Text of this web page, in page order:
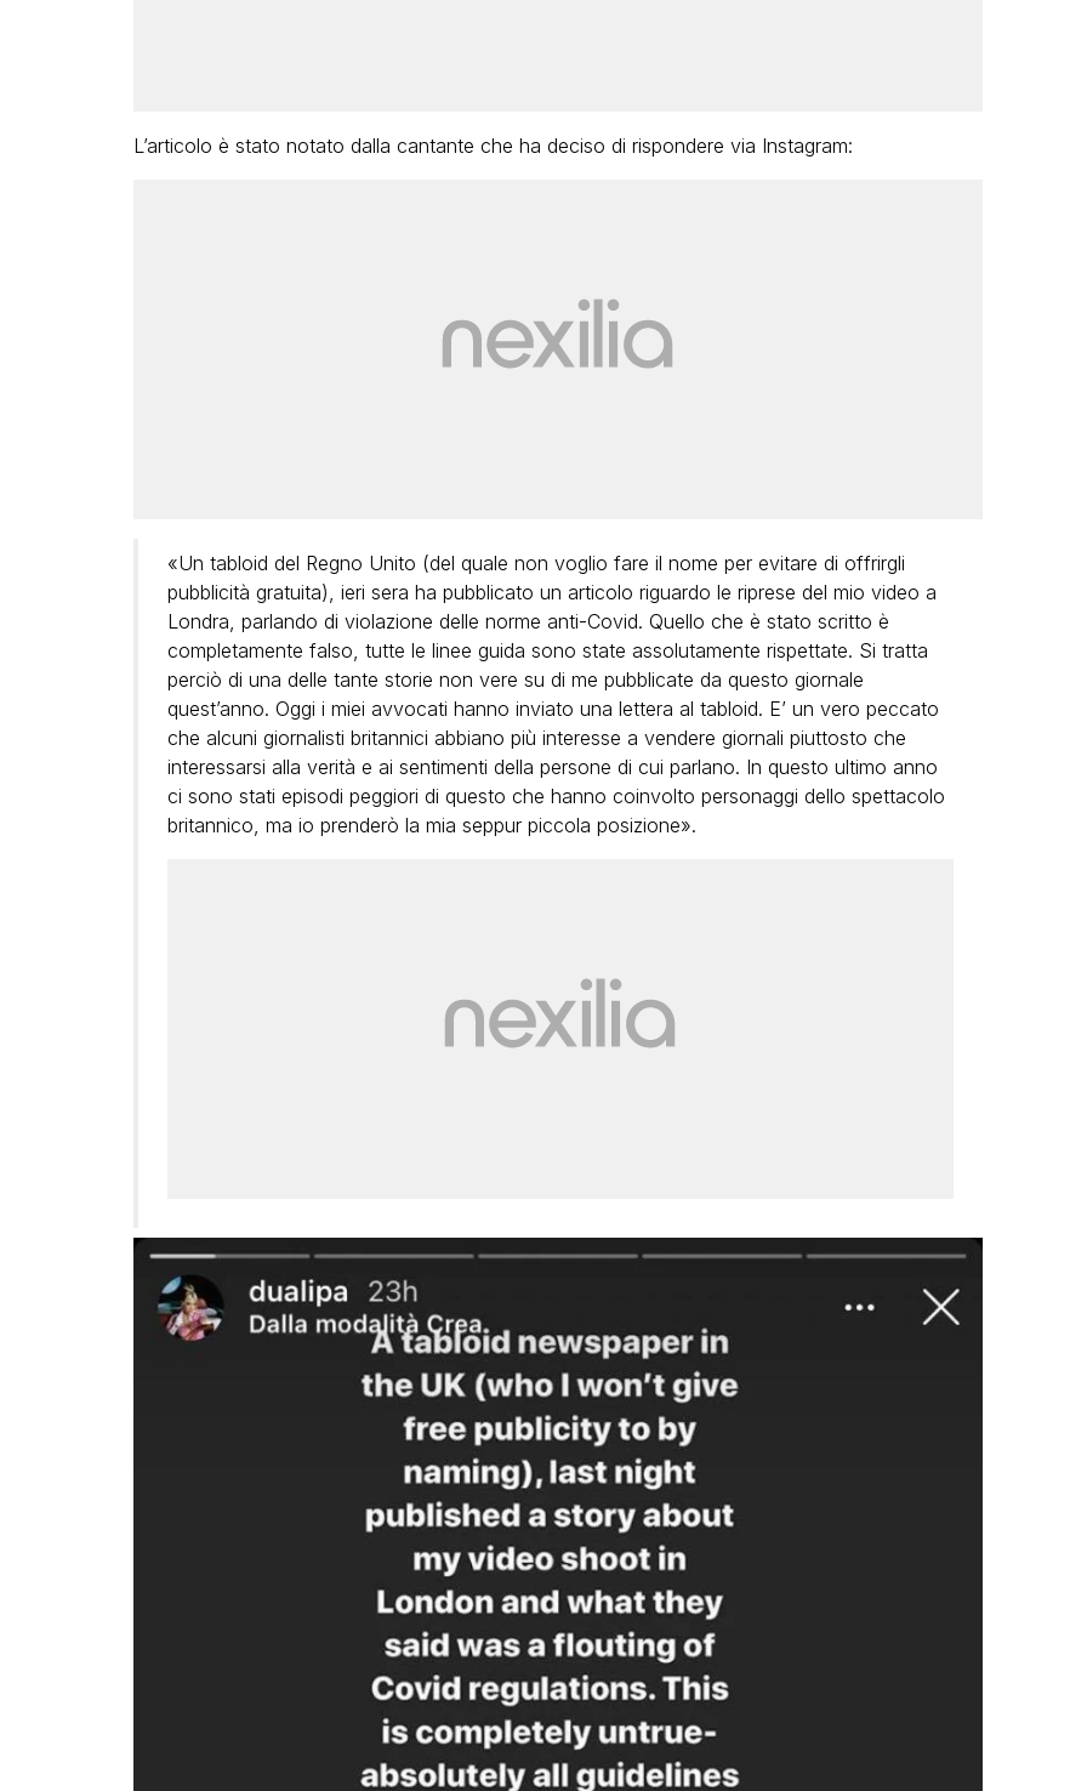
L’articolo è stato notato dalla cantante che ha deciso di rispondere via Instagram:
«Un tabloid del Regno Unito (del quale non voglio fare il nome per evitare di offrirgli
pubblicità gratuita), ieri sera ha pubblicato un articolo riguardo le riprese del mio video a
Londra, parlando di violazione delle norme anti-Covid. Quello che è stato scritto è
completamente falso, tutte le linee guida sono state assolutamente rispettate. Si tratta
perciò di una delle tante storie non vere su di me pubblicate da questo giornale
quest’anno. Oggi i miei avvocati hanno inviato una lettera al tabloid. E’ un vero peccato
che alcuni giornalisti britannici abbiano più interesse a vendere giornali piuttosto che
interessarsi alla verità e ai sentimenti della persone di cui parlano. In questo ultimo anno
ci sono stati episodi peggiori di questo che hanno coinvolto personaggi dello spettacolo
britannico, ma io prenderò la mia seppur piccola posizione».